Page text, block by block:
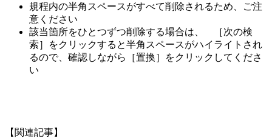
規程内の半角スペースがすべて削除されるため、ご注
意ください
該当箇所をひとつずつ削除する場合は、 ［次の検
索］をクリックすると半角スペースがハイライトされ
るので、確認しながら［置換］をクリックしてくださ
い
【関連記事】